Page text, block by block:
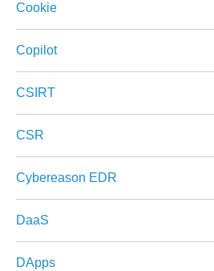
Cookie
Copilot
CSIRT
CSR
Cybereason EDR
DaaS
DApps